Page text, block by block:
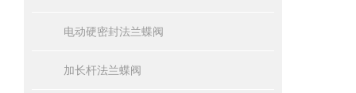
电动硬密封法兰蝶阀
加长杆法兰蝶阀